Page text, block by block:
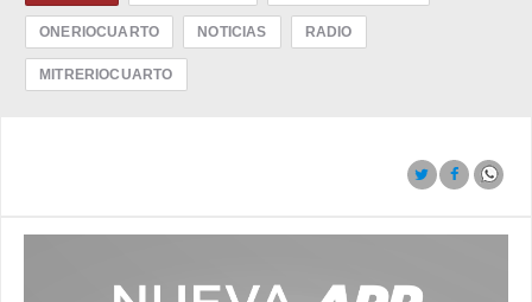
ONERIOCUARTO NOTICIAS RADIO
MITRERIOCUARTO